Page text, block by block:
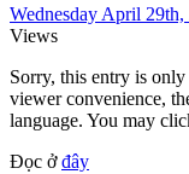
Wednesday April 29th,
Views
Sorry, this entry is
viewer convenience,
language. You may
Đọc ởđây